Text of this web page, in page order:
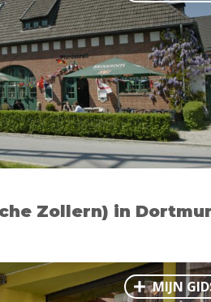
Zollern) in
MIJN